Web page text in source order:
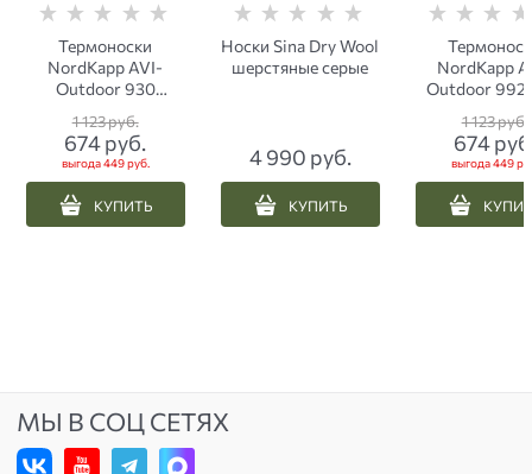
Термоноски
NordKapp AVI-
Outdoor 930
1 123 руб.
674 руб.
выгода449 руб.
КУПИТЬ
Носки Sina Dry Wool
шерстяные серые
4 990 руб.
КУПИТЬ
NordKapp
Outdoor 992
1 123 руб.
674
выгода449
МЫ В СОЦ СЕТЯХ